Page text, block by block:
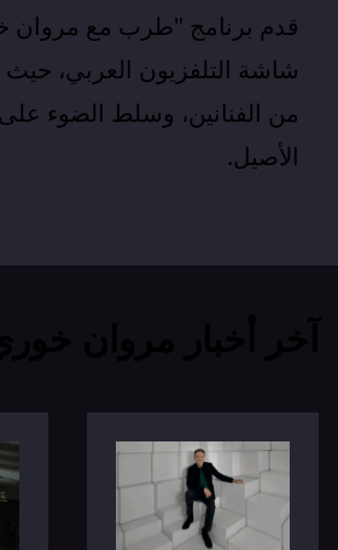
قدم برنامج "طرب مع مروان
شاشة التلفزيون العربي،
من الفنانين، وسلط الضوء
الأصيل.